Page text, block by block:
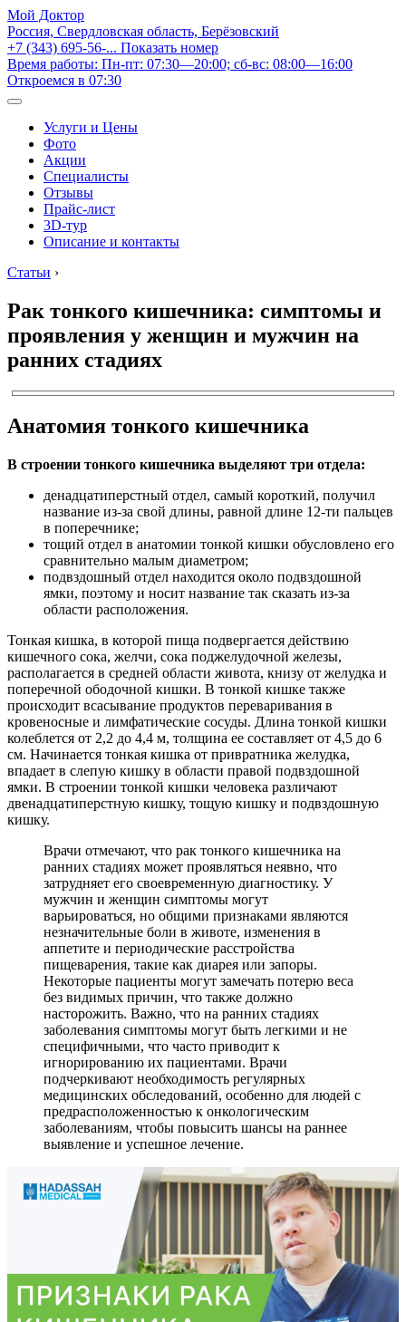
Мой Доктор
Россия, Свердловская область, Берёзовский
+7 (343) 695-56-... Показать номер
Время работы: Пн-пт: 07:30—20:00; сб-вс: 08:00—16:00
Откроемся в 07:30
Услуги и Цены
Фото
Акции
Специалисты
Отзывы
Прайс-лист
3D-тур
Описание и контакты
Статьи ›
Рак тонкого кишечника: симптомы и
проявления у женщин и мужчин на
ранних стадиях
Анатомия тонкого кишечника
В строении тонкого кишечника выделяют три отдела:
денадцатиперстный отдел, самый короткий, получил
название из-за свой длины, равной длине 12-ти пальцев
в поперечнике;
тощий отдел в анатомии тонкой кишки обусловлено его
сравнительно малым диаметром;
подвздошный отдел находится около подвздошной
ямки, поэтому и носит название так сказать из-за
области расположения.
Тонкая кишка, в которой пища подвергается действию
кишечного сока, желчи, сока поджелудочной железы,
располагается в средней области живота, книзу от желудка и
поперечной ободочной кишки. В тонкой кишке также
происходит всасывание продуктов переваривания в
кровеносные и лимфатические сосуды. Длина тонкой кишки
колеблется от 2,2 до 4,4 м, толщина ее составляет от 4,5 до 6
см. Начинается тонкая кишка от привратника желудка,
впадает в слепую кишку в области правой подвздошной
ямки. В строении тонкой кишки человека различают
двенадцатиперстную кишку, тощую кишку и подвздошную
кишку.
Врачи отмечают, что рак тонкого кишечника на
ранних стадиях может проявляться неявно, что
затрудняет его своевременную диагностику. У
мужчин и женщин симптомы могут
варьироваться, но общими признаками являются
незначительные боли в животе, изменения в
аппетите и периодические расстройства
пищеварения, такие как диарея или запоры.
Некоторые пациенты могут замечать потерю веса
без видимых причин, что также должно
насторожить. Важно, что на ранних стадиях
заболевания симптомы могут быть легкими и не
специфичными, что часто приводит к
игнорированию их пациентами. Врачи
подчеркивают необходимость регулярных
медицинских обследований, особенно для людей с
предрасположенностью к онкологическим
заболеваниям, чтобы повысить шансы на раннее
выявление и успешное лечение.